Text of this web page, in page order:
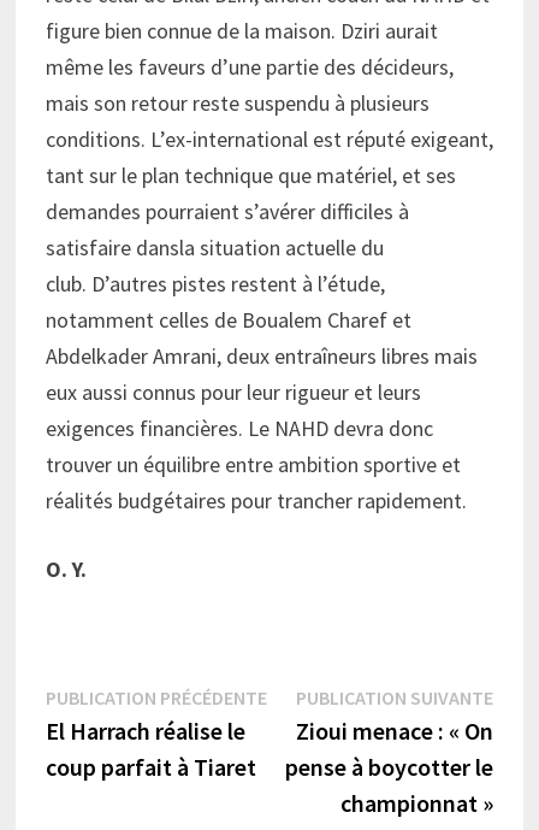
figure bien connue de la maison. Dziri aurait
même les faveurs d’une partie des décideurs,
mais son retour reste suspendu à plusieurs
conditions. L’ex-international est réputé exigeant,
tant sur le plan technique que matériel, et ses
demandes pourraient s’avérer difficiles à
satisfaire dansla situation actuelle du
club. D’autres pistes restent à l’étude,
notamment celles de Boualem Charef et
Abdelkader Amrani, deux entraîneurs libres mais
eux aussi connus pour leur rigueur et leurs
exigences financières. Le NAHD devra donc
trouver un équilibre entre ambition sportive et
réalités budgétaires pour trancher rapidement.
O. Y.
Navigation
de
l’article
PUBLICATION PRÉCÉDENTEPublication
précédente :
El Harrach réalise le
coup parfait à Tiaret
PUBLICATION SUIVANTE
Zioui menace : « On
pense à boycotter le
championnat »